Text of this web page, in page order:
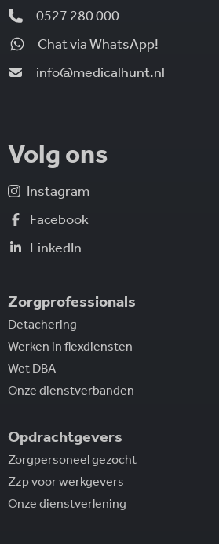
0527 280 000
Chat via WhatsApp!
info@medicalhunt.nl
Volg ons
Instagram
Facebook
LinkedIn
Zorgprofessionals
Detachering
Werken in flexdiensten
Wet DBA
Onze dienstverbanden
Opdrachtgevers
Zorgpersoneel gezocht
Zzp voor werkgevers
Onze dienstverlening